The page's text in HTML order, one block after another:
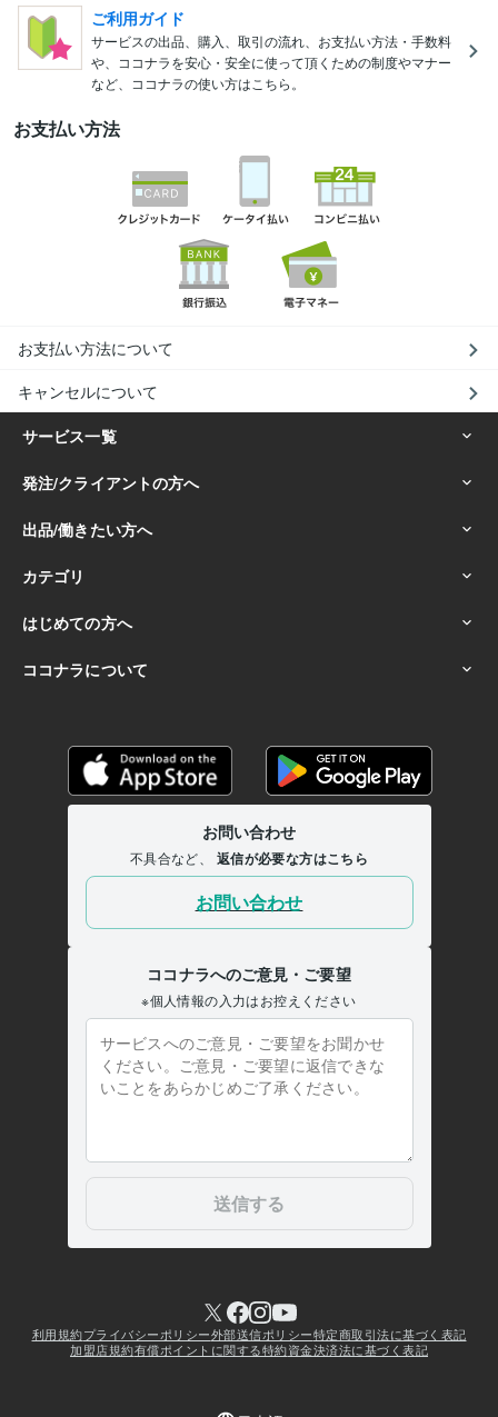
ご利用ガイド
サービスの出品、購入、取引の流れ、お支払い方法・手数料
や、ココナラを安心・安全に使って頂くための制度やマナー
など、ココナラの使い方はこちら。
お支払い方法
お支払い方法について
キャンセルについて